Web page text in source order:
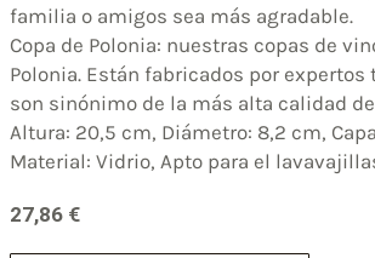
familia o amigos sea más agradable.
Copa de Polonia: nuestras copas de
Polonia. Están fabricados por
son sinónimo de la más alta calidad
Altura: 20,5 cm, Diámetro: 8,2 cm,
Material: Vidrio, Apto para el
27,86 €